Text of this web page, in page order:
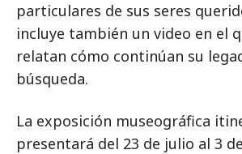
particulares de sus seres
incluye también un video en el
relatan cómo continúan su
búsqueda.
La exposición museográfica
presentará del 23 de julio al 3